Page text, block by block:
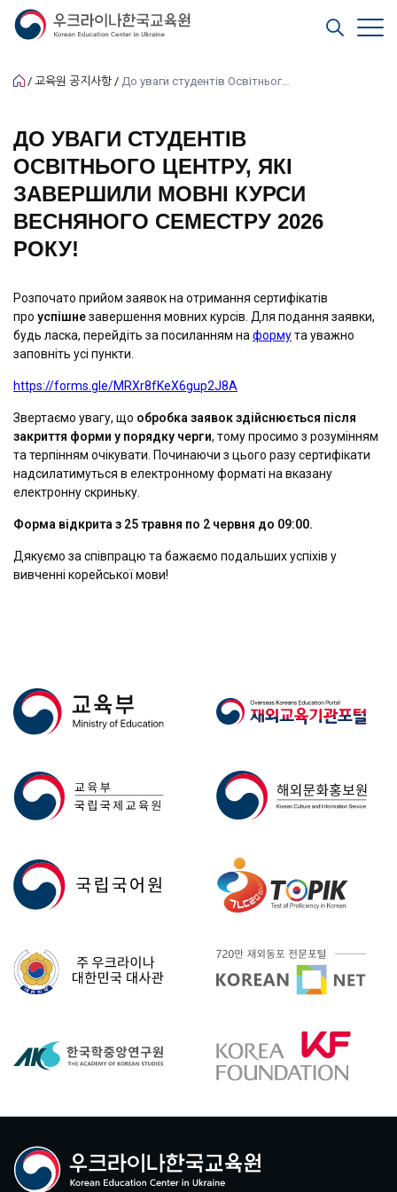
교육원 공지사항 До уваги студентів Освітнього центру, які завершили мовні курси весняного семестру 2026 року!
ДО УВАГИ СТУДЕНТІВ
ОСВІТНЬОГО ЦЕНТРУ, ЯКІ
ЗАВЕРШИЛИ МОВНІ КУРСИ
ВЕСНЯНОГО СЕМЕСТРУ 2026
РОКУ!
Розпочато прийом заявок на отримання сертифікатів
про успішнезавершення мовних курсів. Для подання заявки,
будь ласка, перейдіть за посиланням на формута уважно
заповніть усі пункти.
https://forms.gle/MRXr8fKeX6gup2J8A
Звертаємо увагу, що обробка заявок здійснюється після
закриття форми у порядку черги, тому просимо з розумінням
та терпінням очікувати. Починаючи з цього разу сертифікати
надсилатимуться в електронному форматі на вказану
електронну скриньку.
Форма відкрита з 25 травня по 2 червня до 09:00.
Дякуємо за співпрацю та бажаємо подальших успіхів у
вивченні корейської мови!